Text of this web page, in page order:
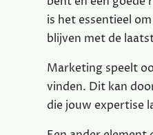
is het essentieel
blijven met de
Marketing speelt
vinden. Dit kan
die jouw expertise